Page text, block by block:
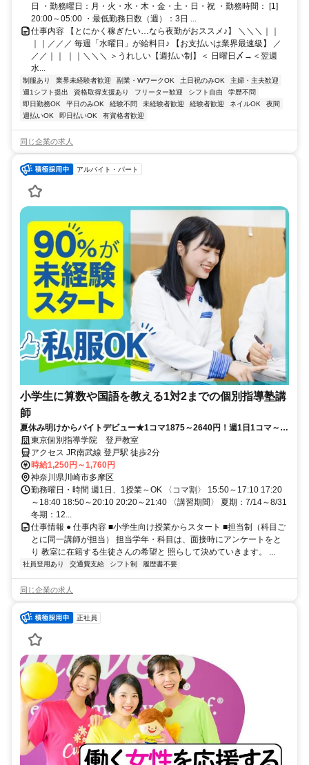
日 ・勤務曜日：月・火・水・木・金・土・日・祝 ・勤務時間： [1]
20:00～05:00 ・最低勤務日数（週）：3日 ...
仕事内容 【とにかく稼ぎたい…なら夜勤がおススメ♪】 ＼＼＼｜｜
｜｜／／／ 毎週「水曜日」が給料日♪ 【お支払いは業界最速級】 ／
／／｜｜ ｜｜＼＼＼ ＞うれしい【週払い制】＜ 日曜日〆→＜翌週
水...
制服あり 業界未経験者歓迎 副業・WワークOK 土日祝のみOK
主婦・主夫歓迎
週1シフト提出
資格取得支援あり フリーター歓迎 シフト自由
学歴不問
即日勤務OK
平日のみOK 経験不問 未経験者歓迎 経験者歓迎 ネイルOK
夜間
週払いOK
即日払いOK 有資格者歓迎
同じ企業の求人
アルバイト・パート
小学生に算数や国語を教える1対2までの個別指導塾講
師
夏休み明けからバイトデビュー★1コマ1875～2640円！週1日1コマ～私
服でok◎
東京個別指導学院 登戸教室
アクセス JR南武線 登戸駅 徒歩2分
時給1,250円～1,760円
神奈川県川崎市多摩区
勤務曜日・時間 週1日、1授業～OK 〈コマ割〉 15:50～17:10 17:20
～18:40 18:50～20:10 20:20～21:40 〈講習期間〉 夏期：7/14～8/31
冬期：12...
仕事情報 ● 仕事内容 ■小学生向け授業からスタート ■担当制（科目ご
とに同一講師が担当） 担当学年・科目は、面接時にアンケートをと
り 教室に在籍する生徒さんの希望と 照らして決めていきます。 ...
社員登用あり 交通費支給 シフト制 履歴書不要
同じ企業の求人
正社員